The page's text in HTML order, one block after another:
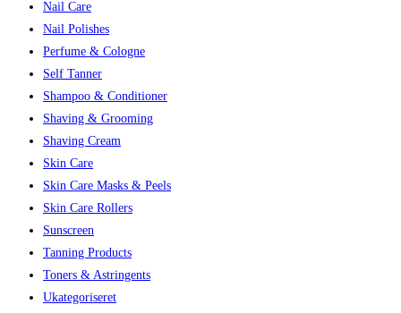
Nail Care
Nail Polishes
Perfume & Cologne
Self Tanner
Shampoo & Conditioner
Shaving & Grooming
Shaving Cream
Skin Care
Skin Care Masks & Peels
Skin Care Rollers
Sunscreen
Tanning Products
Toners & Astringents
Ukategoriseret